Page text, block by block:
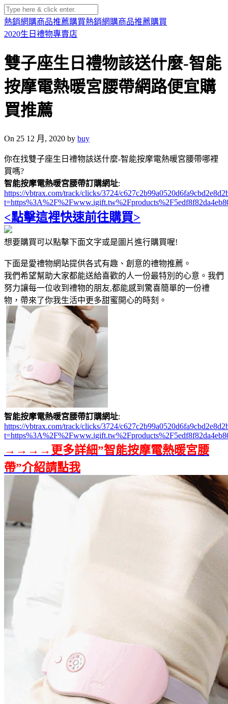
熱銷網購商品推薦購買熱銷網購商品推薦購買
2020生日禮物專賣店
雙子座生日禮物該送什麼-智能
按摩電熱暖宮腰帶網路便宜購
買推薦
On 25 12 月, 2020 by buy
你在找雙子座生日禮物該送什麼-智能按摩電熱暖宮腰帶哪裡
買嗎?
智能按摩電熱暖宮腰帶訂購網址:
https://vbtrax.com/track/clicks/3724/
<點擊這裡快速前往購買>
想要購買可以點擊下面文字或是圖片進行購買喔!
下面是愛禮物網站提供各式有趣、創意的禮物推薦。
我們希望幫助大家都能送給喜歡的人一份最特別的心意。我們
努力讓每一位收到禮物的朋友,都能感到驚喜簡單的一份禮
物，帶來了你我生活中更多甜蜜開心的時刻。
智能按摩電熱暖宮腰帶訂購網址:
https://vbtrax.com/track/clicks/3724/
→→→→更多詳細”智能按摩電熱暖宮腰
帶”介紹請點我